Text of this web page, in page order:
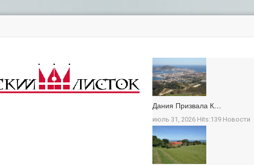
Дания Призвала К…
июль 31, 2026 Hits:139 Новости